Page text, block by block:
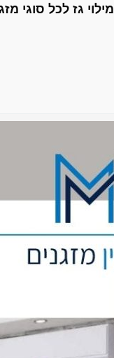
מילוי גז לכל סוגי